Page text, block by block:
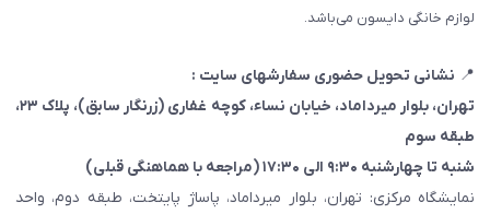
لوازم خانگی دایسون می‌باشد.
📍 نشانی تحویل حضوری سفارشهای سایت :
تهران، بلوار میرداماد، خیابان نساء، کوچه غفاری (زرنگار سابق)
، پلاک ۲۳،
طبقه سوم
شنبه تا چهارشنبه ۹:۳۰ الی ۱۷:۳۰ (مراجعه با هماهنگی قبلی)
نمایشگاه مرکزی: تهران، بلوار میرداماد، پاساژ پایتخت، طبقه دوم، واحد